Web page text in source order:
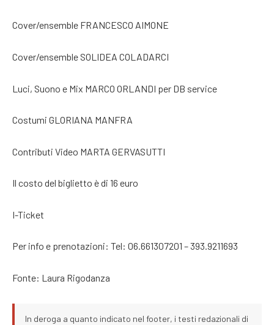
Cover/ensemble FRANCESCO AIMONE
Cover/ensemble SOLIDEA COLADARCI
Luci, Suono e Mix MARCO ORLANDI per DB service
Costumi GLORIANA MANFRA
Contributi Video MARTA GERVASUTTI
Il costo del biglietto è di 16 euro
I-Ticket
Per info e prenotazioni: Tel: 06.661307201 – 393.9211693
Fonte: Laura Rigodanza
In deroga a quanto indicato nel footer, i testi redazionali di